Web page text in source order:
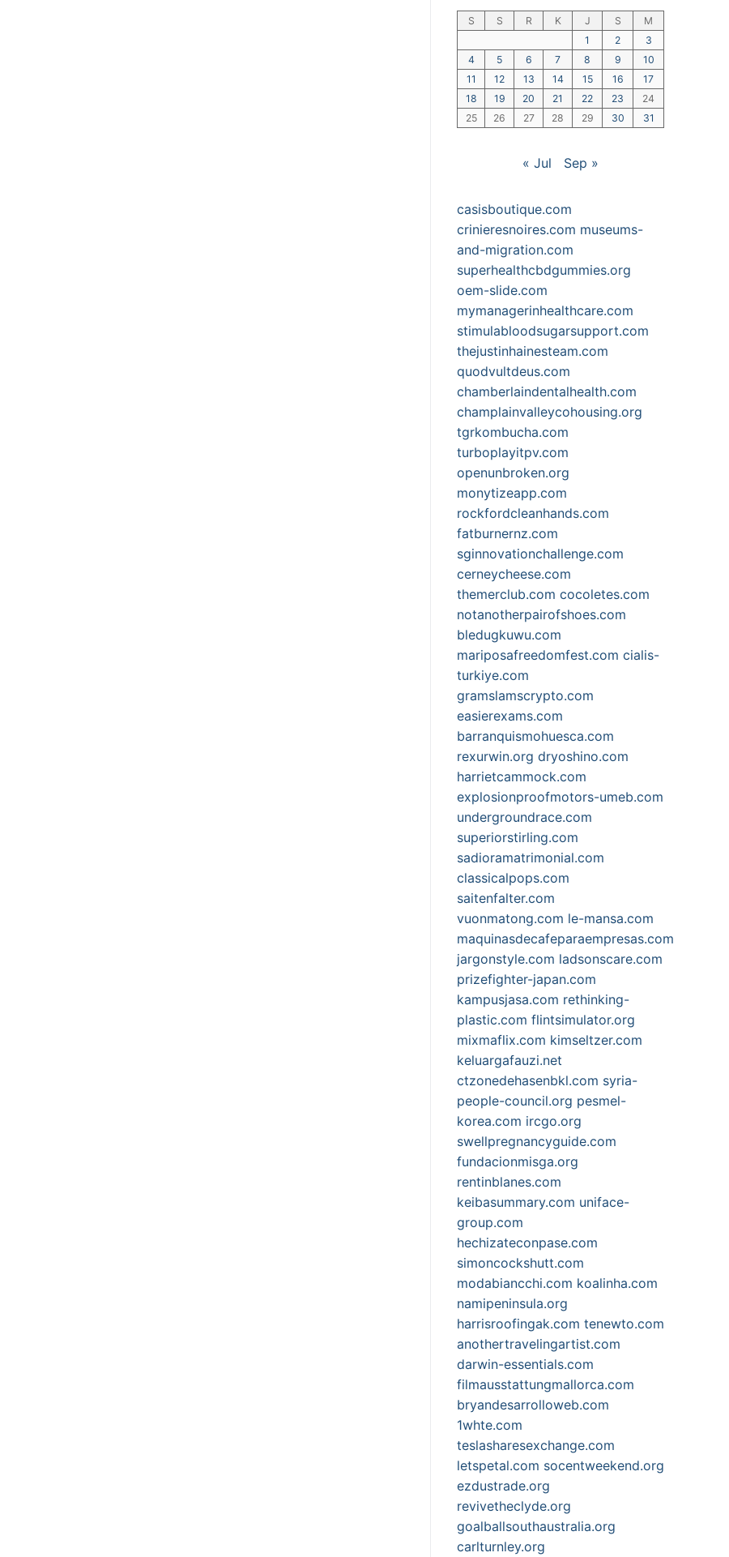
S S R K J S
M
1
2
3
4
5 6 7 8 9
10
11
12 13 14 15 16
17
18
19 20 21 22 23
24
25
26 27 28 29 30 31
« Jul Sep »
casisboutique.com
crinieresnoires.com museums-
and-migration.com
superhealthcbdgummies.org
oem-slide.com
mymanagerinhealthcare.com
stimulabloodsugarsupport.com
thejustinhainesteam.com
quodvultdeus.com
chamberlaindentalhealth.com
champlainvalleycohousing.org
tgrkombucha.com
turboplayitpv.com
openunbroken.org
monytizeapp.com
rockfordcleanhands.com
fatburnernz.com
sginnovationchallenge.com
cerneycheese.com
themerclub.com cocoletes.com
notanotherpairofshoes.com
bledugkuwu.com
mariposafreedomfest.com cialis-
turkiye.com
gramslamscrypto.com
easierexams.com
barranquismohuesca.com
rexurwin.org dryoshino.com
harrietcammock.com
explosionproofmotors-umeb.com
undergroundrace.com
superiorstirling.com
sadioramatrimonial.com
classicalpops.com
saitenfalter.com
vuonmatong.com le-mansa.com
maquinasdecafeparaempresas.com
jargonstyle.com ladsonscare.com
prizefighter-japan.com
kampusjasa.com rethinking-
plastic.com flintsimulator.org
mixmaflix.com kimseltzer.com
keluargafauzi.net
ctzonedehasenbkl.com syria-
people-council.org pesmel-
korea.com ircgo.org
swellpregnancyguide.com
fundacionmisga.org
rentinblanes.com
keibasummary.com uniface-
group.com
hechizateconpase.com
simoncockshutt.com
modabiancchi.com koalinha.com
namipeninsula.org
harrisroofingak.com tenewto.com
anothertravelingartist.com
darwin-essentials.com
filmausstattungmallorca.com
bryandesarrolloweb.com
1whte.com
teslasharesexchange.com
letspetal.com socentweekend.org
ezdustrade.org
revivetheclyde.org
goalballsouthaustralia.org
carlturnley.org